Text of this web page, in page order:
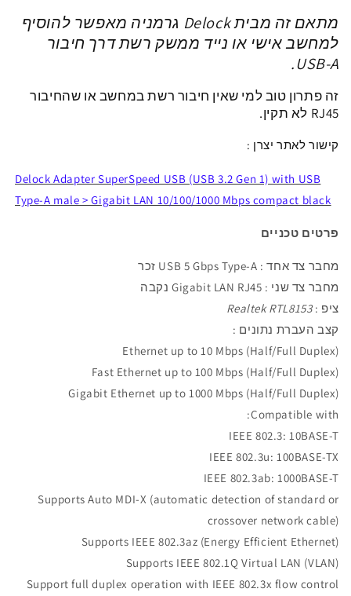
מחיבור
USB-
A
זכר
לחיבור
LAN
במהירות
1
צ&#39;יפ
Realtek
מחיבור
USB-
לחיבור
צ&#39;יפ
Realtek
מתאם זה מבית Delock גרמניה
מאפשר להוסיף
למחשב אישי או נייד ממשק רשת דרך חיבור
USB-A.
זה פתרון טוב למי שאין חיבור רשת במחשב או שהחיבור
RJ45 לא תקין
.
קישור לאתר יצרן :
Delock Adapter SuperSpeed USB (USB 3.2 Gen 1) with USB
Type-A male > Gigabit LAN 10/100/1000 Mbps compact black
פרטים טכניים
מחבר צד אחד :
זכר
מחבר צד שני :
נקבה
ציפ :Realtek RTL8153
קצב העברת נתונים :
Ethernet up to 10 Mbps (Half/Full Duplex)
Fast Ethernet up to 100 Mbps (Half/Full Duplex)
Gigabit Ethernet up to 1000 Mbps (Half/Full Duplex)
Compatible with:
IEEE 802.3: 10BASE-T
IEEE 802.3u: 100BASE-TX
IEEE 802.3ab: 1000BASE-T
Supports Auto MDI-X (automatic detection of standard or
crossover network cable)
Supports IEEE 802.3az (Energy Efficient Ethernet)
Supports IEEE 802.1Q Virtual LAN (VLAN)
Support full duplex operation with IEEE 802.3x flow control